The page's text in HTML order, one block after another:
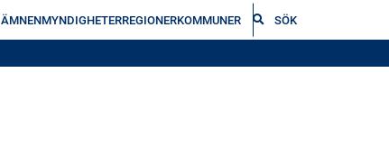
ÄMNENMYNDIGHETERREGIONERKOMMUNER SÖK